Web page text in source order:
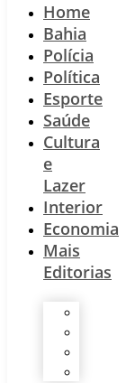
Home
Bahia
Polícia
Política
Esporte
Saúde
Cultura
e
Lazer
Interior
Economia
Mais
Editorias